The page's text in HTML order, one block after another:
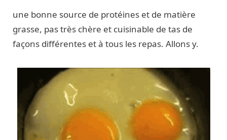
une bonne source de protéines et de matière
grasse, pas très chère et cuisinable de tas de
façons différentes et à tous les repas. Allons y.